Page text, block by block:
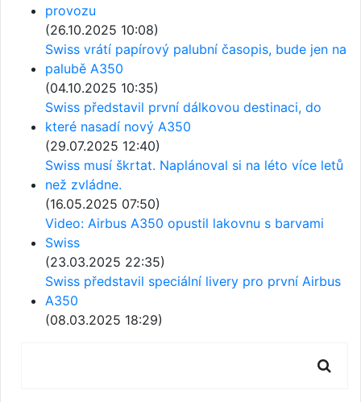
provozu
(26.10.2025 10:08)
Swiss vrátí papírový palubní časopis, bude jen na
palubě A350
(04.10.2025 10:35)
Swiss představil první dálkovou destinaci, do
které nasadí nový A350
(29.07.2025 12:40)
Swiss musí škrtat. Naplánoval si na léto více letů
než zvládne.
(16.05.2025 07:50)
Video: Airbus A350 opustil lakovnu s barvami
Swiss
(23.03.2025 22:35)
Swiss představil speciální livery pro první Airbus
A350
(08.03.2025 18:29)